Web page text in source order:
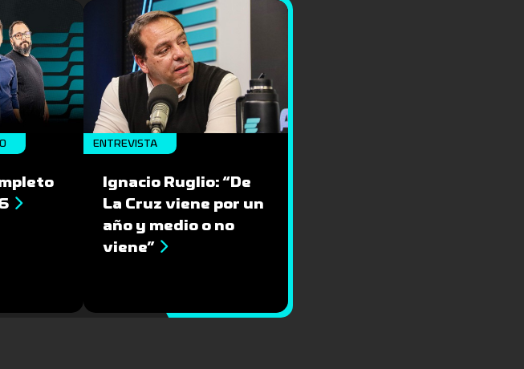
ENTREVISTA
Ignacio Ruglio: “De
La Cruz viene por un
año y medio o no
viene”